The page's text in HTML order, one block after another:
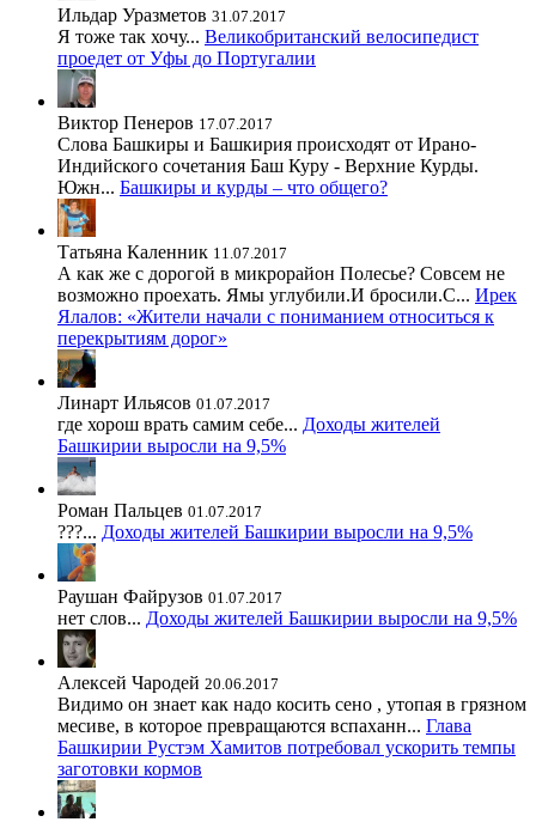
Ильдар Уразметов 31.07.2017
Я тоже так хочу... Великобританский велосипедист
проедет от Уфы до Португалии
Виктор Пенеров 17.07.2017
Слова Башкиры и Башкирия происходят от Ирано-
Индийского сочетания Баш Куру - Верхние Курды.
Южн... Башкиры и курды – что общего?
Татьяна Каленник 11.07.2017
А как же с дорогой в микрорайон Полесье? Совсем не
возможно проехать. Ямы углубили.И бросили.С... Ирек
Ялалов: «Жители начали с пониманием относиться к
перекрытиям дорог»
Линарт Ильясов 01.07.2017
где хорош врать самим себе... Доходы жителей
Башкирии выросли на 9,5%
Роман Пальцев 01.07.2017
???... Доходы жителей Башкирии выросли на 9,5%
Раушан Файрузов 01.07.2017
нет слов... Доходы жителей Башкирии выросли на 9,5%
Алексей Чародей 20.06.2017
Видимо он знает как надо косить сено , утопая в грязном
месиве, в которое превращаются вспаханн... Глава
Башкирии Рустэм Хамитов потребовал ускорить темпы
заготовки кормов